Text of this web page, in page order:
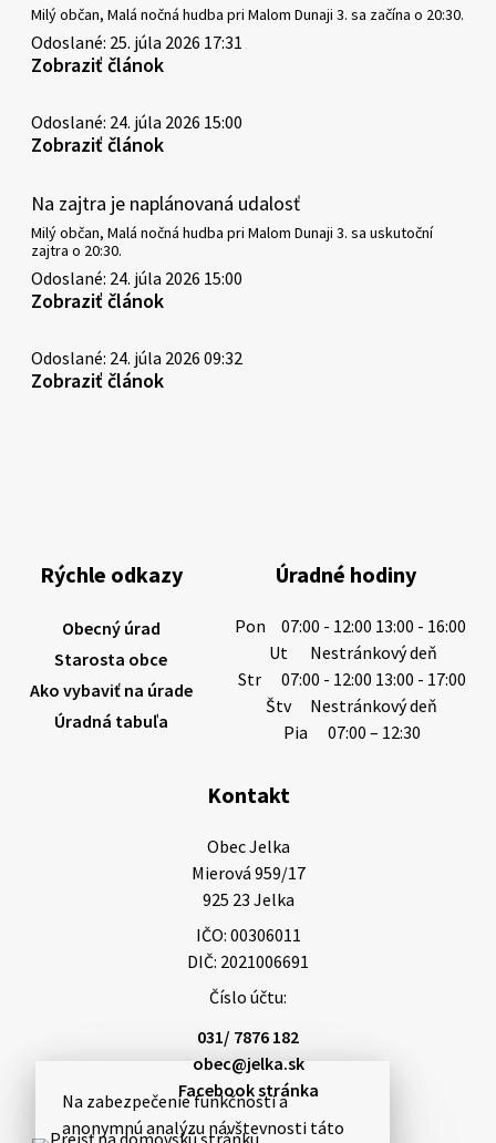
Na zabezpečenie funkčnosti a
anonymnú analýzu návštevnosti táto
Milý občan, Malá nočná hudba pri Malom Dunaji 3. sa začína o 20:30.
Odoslané: 25. júla 2026 17:31
Zobraziť článok
Odoslané: 24. júla 2026 15:00
Zobraziť článok
Na zajtra je naplánovaná udalosť
Milý občan, Malá nočná hudba pri Malom Dunaji 3. sa uskutoční
zajtra o 20:30.
Odoslané: 24. júla 2026 15:00
Zobraziť článok
Odoslané: 24. júla 2026 09:32
Zobraziť článok
Rýchle odkazy
Obecný úrad
Starosta obce
Ako vybaviť na úrade
Úradná tabuľa
Úradné hodiny
Pon
07:00 - 12:00 13:00 - 16:00
Ut
Nestránkový deň
Str
07:00 - 12:00 13:00 - 17:00
Štv
Nestránkový deň
Pia
07:00 – 12:30
Kontakt
Obec Jelka
Mierová 959/17
925 23 Jelka
IČO: 00306011
DIČ: 2021006691
Číslo účtu:
031/ 7876 182
obec@jelka.sk
Facebook stránka